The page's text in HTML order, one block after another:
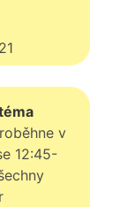
v
12:45-